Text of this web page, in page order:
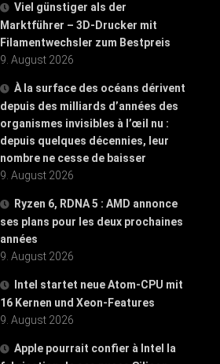
Viel günstiger als der
Marktführer – 3D-Drucker mit
Filamentwechsler zum Bestpreis
9. August 2026
À la surface des océans dérivent
depuis des milliards d’années des
organismes invisibles à l’œil nu :
depuis quelques décennies, leur
nombre ne cesse de baisser
9. August 2026
Ryzen 6, RDNA 5 : AMD annonce
ses plans pour les deux prochaines
années
9. August 2026
Intel startet neue Atom-CPU mit
16 Kernen und Xeon-Features
9. August 2026
Apple pourrait confier à Intel la